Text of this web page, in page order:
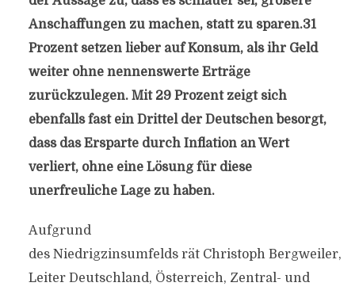
Anschaffungen zu machen, statt zu sparen.31
Prozent setzen lieber auf Konsum, als ihr Geld
weiter ohne nennenswerte Erträge
zurückzulegen. Mit 29 Prozent zeigt sich
ebenfalls fast ein Drittel der Deutschen besorgt,
dass das Ersparte durch Inflation an Wert
verliert, ohne eine Lösung für diese
unerfreuliche Lage zu haben.
Aufgrund
des Niedrigzinsumfelds rät Christoph Bergweiler,
Leiter Deutschland, Österreich, Zentral- und